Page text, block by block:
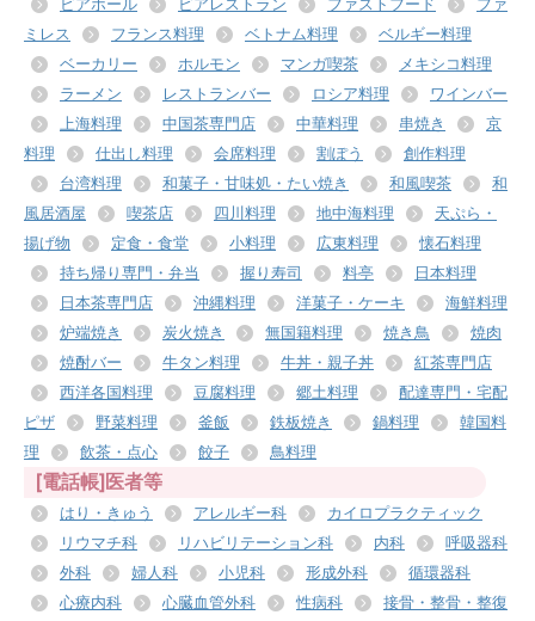
ビアホール
ビアレストラン ファストフード
ファ
ミレス
フランス料理 ベトナム料理
ベルギー料理
ベーカリー
ホルモン マンガ喫茶
メキシコ料理
ラーメン
レストランバー ロシア料理
ワインバー
上海料理
中国茶専門店 中華料理 串焼き
京
料理
仕出し料理 会席料理 割ぽう
創作料理
台湾料理
和菓子・甘味処・たい焼き 和風喫茶
和
風居酒屋
喫茶店 四川料理 地中海料理
天ぷら・
揚げ物
定食・食堂 小料理 広東料理
懐石料理
持ち帰り専門・弁当
握り寿司 料亭
日本料理
日本茶専門店
沖縄料理 洋菓子・ケーキ
海鮮料理
炉端焼き
炭火焼き 無国籍料理 焼き鳥
焼肉
焼酎バー
牛タン料理 牛丼・親子丼
紅茶専門店
西洋各国料理
豆腐料理 郷土料理
配達専門・宅配
ピザ
野菜料理 釜飯 鉄板焼き 鍋料理
韓国料
理
飲茶・点心 餃子 鳥料理
[電話帳]医者等
はり・きゅう アレルギー科
カイロプラクティック
リウマチ科
リハビリテーション科 内科
呼吸器科
外科
婦人科 小児科 形成外科
循環器科
心療内科
心臓血管外科 性病科
接骨・整骨・整復